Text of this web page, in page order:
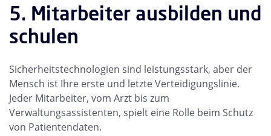
5. Mitarbeiter ausbilden und
schulen
Sicherheitstechnologien sind leistungsstark, aber der
Mensch ist Ihre erste und letzte Verteidigungslinie.
Jeder Mitarbeiter, vom Arzt bis zum
Verwaltungsassistenten, spielt eine Rolle beim Schutz
von Patientendaten.